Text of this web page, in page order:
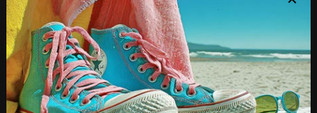
dès 4 paires achetées
PAIEMENT 100% SÉCURISÉ